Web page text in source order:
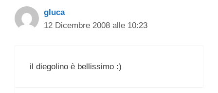
gluca
12 Dicembre 2008 alle 10:23
il diegolino è bellissimo :)